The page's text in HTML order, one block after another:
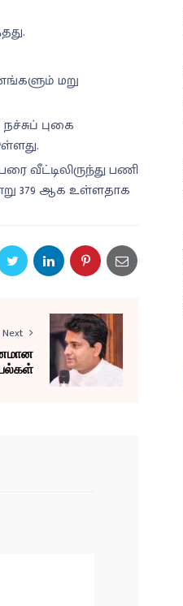
மறு
புகை
வீட்டிலிருந்து பணி
379 ஆக உள்ளதாக
Next